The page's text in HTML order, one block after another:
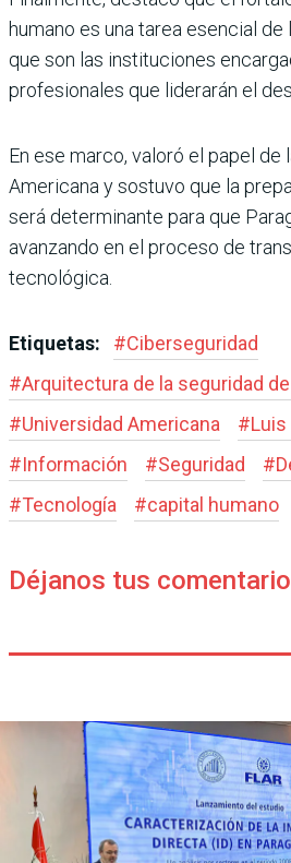
humano es una tarea esencial de
que son las instituciones
profesionales que liderarán el
En ese marco, valoró el papel de
Americana y sostuvo que la
será determinante para que
avanzando en el proceso de
tecnológica.
Etiquetas: #Ciberseguridad
#Arquitectura de la seguridad
#Universidad Americana #Luis
#Información #Seguridad #
#Tecnología #capital humano
Déjanos tus